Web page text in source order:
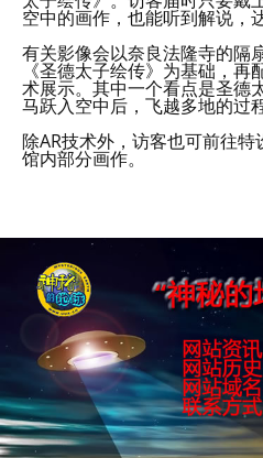
空中的画作，也能听到解说，
有关影像会以奈良法隆寺的隔
《圣德太子绘传》为基础，再
术展示。其中一个看点是圣德
马跃入空中后，飞越多地的过
除AR技术外，访客也可前往
馆内部分画作。